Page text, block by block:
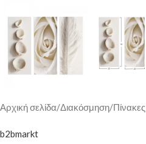
Αρχική σελίδα/Διακόσμηση/Πίνακες
b2bmarkt